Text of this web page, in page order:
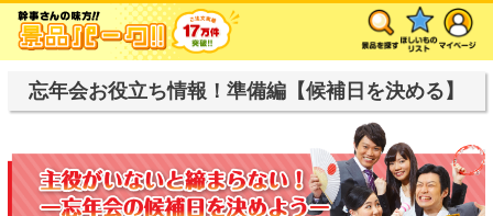
忘年会お役立ち情報！準備編【候補日を決める】